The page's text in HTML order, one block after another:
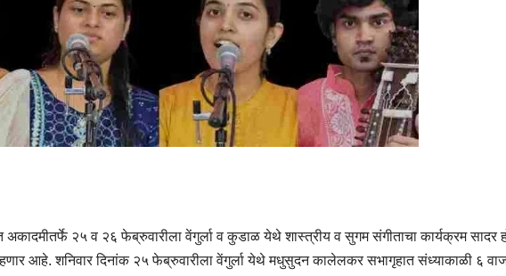
२५ व २६ फेब्रुवारीला वेंगुर्ला व कुडाळ येथे शास्त्रीय व सुगम संगीताचा कार्यक्रम सादर
आहे. शनिवार दिनांक २५ फेब्रुवारीला वेंगुर्ला येथे मधुसुदन कालेलकर सभागृहात संध्याकाळी ६